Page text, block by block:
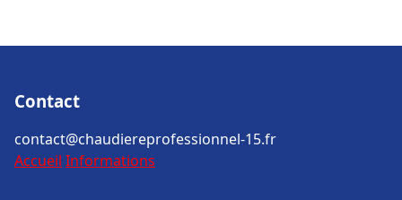
Contact
contact@chaudiereprofessionnel-15.fr
Accueil Informations